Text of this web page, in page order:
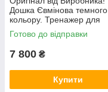
Дошка Євмінова темного
кольору. Тренажер для
хребта
Готово до відправки
7 800 ₴
Купити